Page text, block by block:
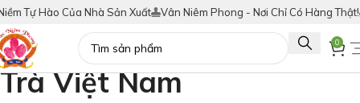
Của Nhà Sản Xuất Vân Niêm Phong - Nơi Chỉ Có Hàng Thật! Tích
0
Trà Việt Nam